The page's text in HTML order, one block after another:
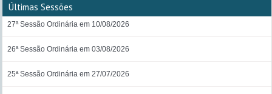
Últimas Sessões
27ª Sessão Ordinária em 10/08/2026
26ª Sessão Ordinária em 03/08/2026
25ª Sessão Ordinária em 27/07/2026